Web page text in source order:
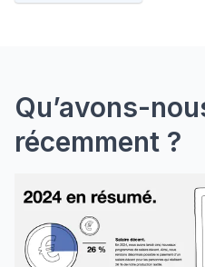
Qu’avons-
récemment ?